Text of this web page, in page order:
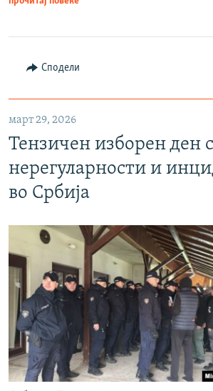
Сподели
март 29, 2026
Тензичен изборен ден
нерегуларности и
во Србија